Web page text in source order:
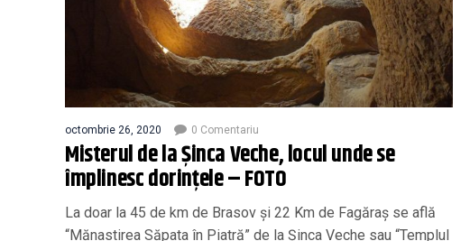
octombrie 26, 2020 0 Comentariu
Misterul de la Şinca Veche, locul unde se
împlinesc dorinţele – FOTO
La doar la 45 de km de Brasov şi 22 Km de Fagăraş se află
“Mănastirea Săpata în Piatră” de la Şinca Veche sau “Templul